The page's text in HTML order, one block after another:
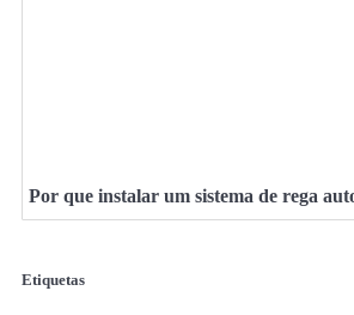
Por que instalar um sistema de rega
Etiquetas